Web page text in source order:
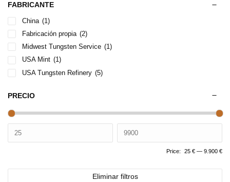
62 gramos
Aluminio 0,1 lb (aprox. 50 gramos)
aprox. 450 gramos (1)
Cubo Aluminio: 0,15kg = 0,33 libras
Cubo aluminio: 0,78 libras = 353 gramos
Cubo de tugnsten es de 0,6 lb (300g)
Cubo tugsteno (W) = cubo aluminio (Al) = 2,2 lbs (1kg/cada)
Relación de densidades y pesos: 6-1 (2)
FABRICANTE
China (1)
Fabricación propia (2)
Midwest Tungsten Service (1)
USA Mint (1)
USA Tungsten Refinery (5)
PRECIO
Price: 25 € — 9.900 €
Eliminar filtros